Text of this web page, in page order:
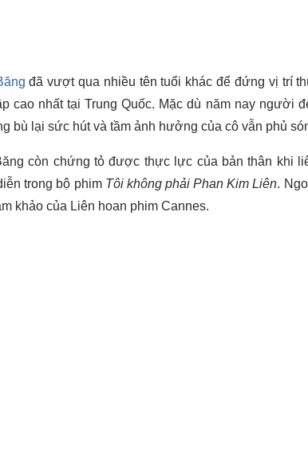
đã vượt qua nhiều tên tuổi khác để đứng vị trí
cao nhất tại Trung Quốc. Mặc dù năm nay người
bù lại sức hút và tầm ảnh hưởng của cô vẫn phủ
còn chứng tỏ được thực lực của bản thân khi
trong bộ phim Tôi không phải Phan Kim Liên.
khảo của Liên hoan phim Cannes.